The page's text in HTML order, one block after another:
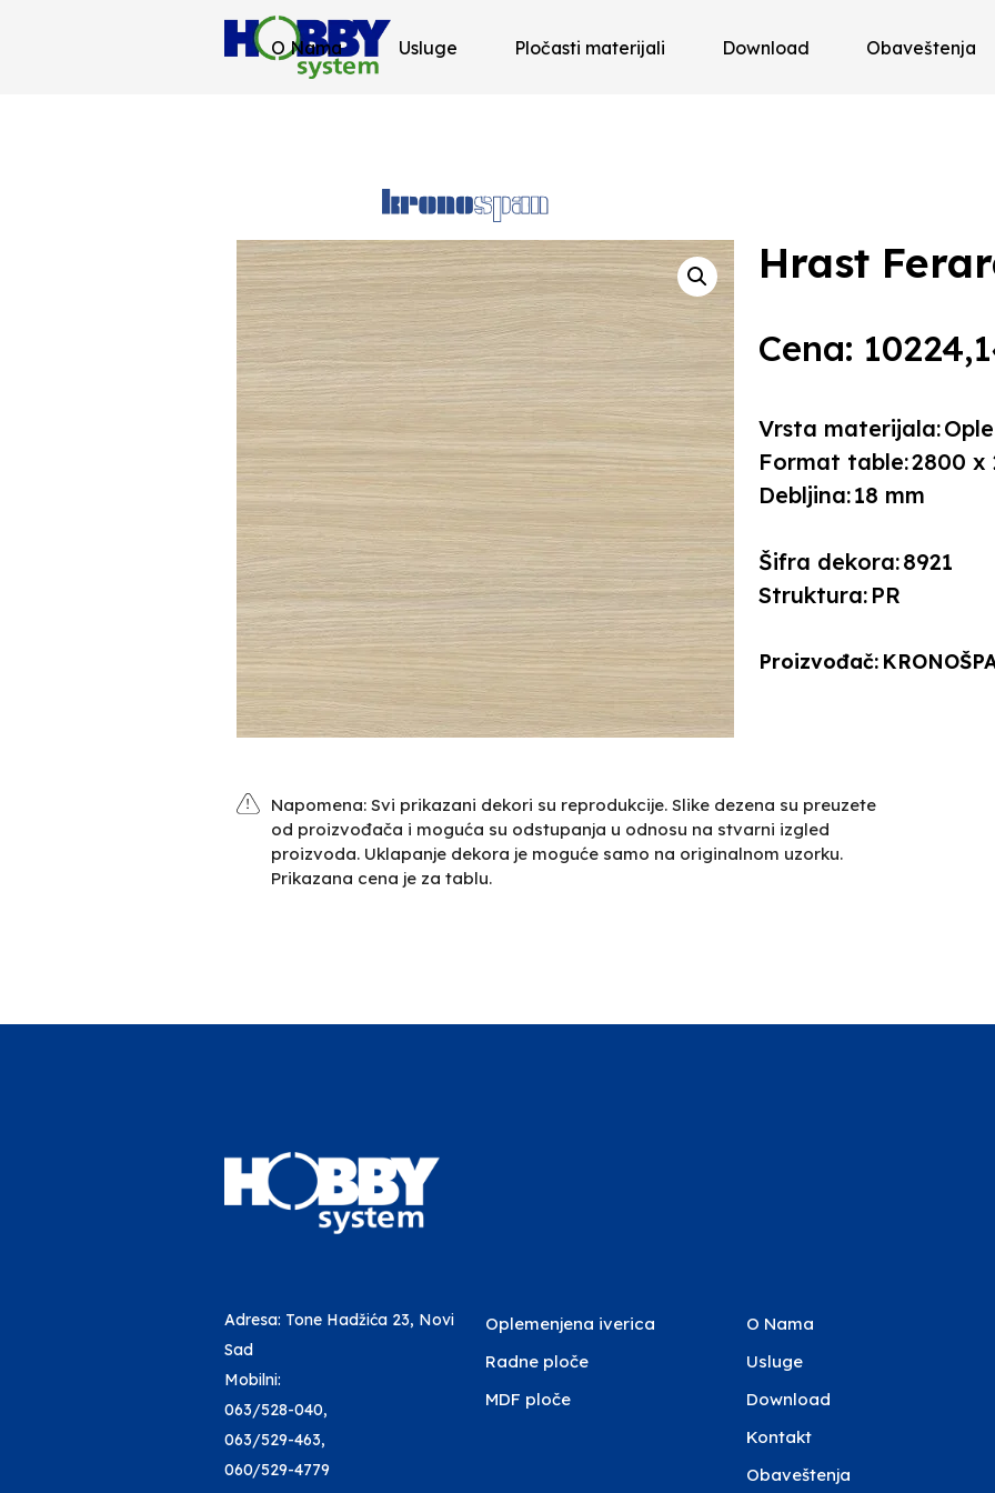
O Nama Usluge Pločasti materijali Download Obaveštenja
Napomena: Svi prikazani dekori su reprodukcije. Slike dezena su preuzete
od proizvođača i moguća su odstupanja u odnosu na stvarni izgled
proizvoda. Uklapanje dekora je moguće samo na originalnom uzorku.
Prikazana cena je za tablu.
Hrast
Cena:
Debljina:18 mm
Format table:2800 x
Šifra dekora:8921
Struktura: PR
Vrsta materijala:
Proizvođač:
Adresa: Tone Hadžića 23, Novi
Sad
Mobilni:
063/528-040,
063/529-463,
060/529-4779
Oplemenjena iverica
Radne ploče
MDF ploče
O Nama
Usluge
Download
Kontakt
Obaveštenja